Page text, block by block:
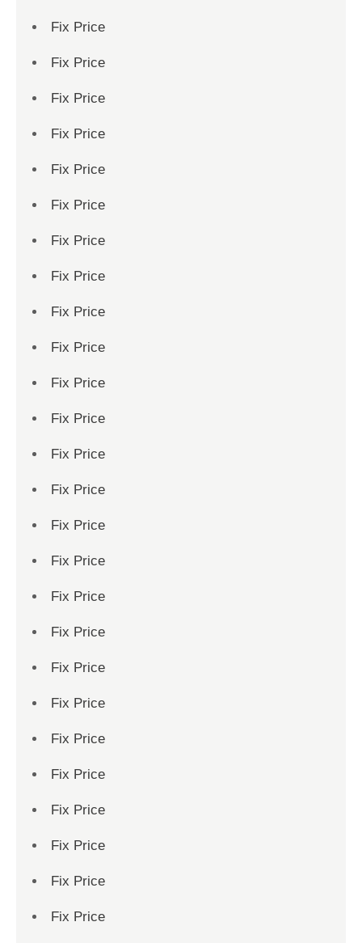
Fix Price
Fix Price
Fix Price
Fix Price
Fix Price
Fix Price
Fix Price
Fix Price
Fix Price
Fix Price
Fix Price
Fix Price
Fix Price
Fix Price
Fix Price
Fix Price
Fix Price
Fix Price
Fix Price
Fix Price
Fix Price
Fix Price
Fix Price
Fix Price
Fix Price
Fix Price